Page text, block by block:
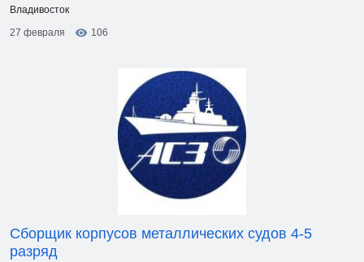
Владивосток
27 февраля
106
Сборщик корпусов металлических судов 4-5
разряд